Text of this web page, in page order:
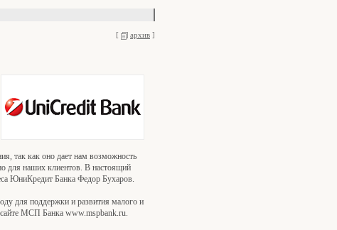
[ архив ]
так как оно дает нам возможность
для наших клиентов. В настоящий
ЮниКредит Банка Федор Бухаров.
для поддержки и развития малого и
МСП Банка www.mspbank.ru.